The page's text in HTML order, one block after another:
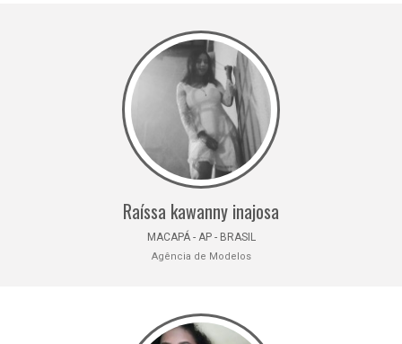
Raíssa kawanny inajosa
MACAPÁ - AP - BRASIL
Agência de Modelos